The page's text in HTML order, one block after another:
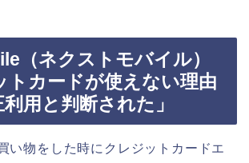
（ネクストモバイル）
トカードが使えない理由
用と判断された」
い物をした時にクレジットカードエ